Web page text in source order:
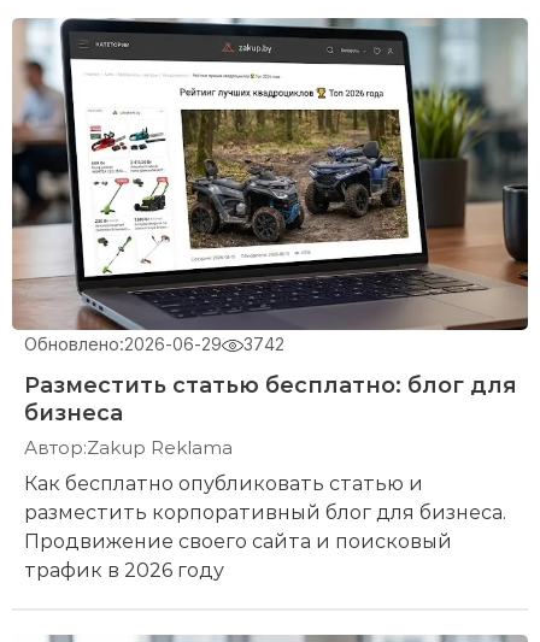
Обновлено:2026-06-29 3742
Разместить статью бесплатно: блог для
бизнеса
Автор:Zakup Reklama
Как бесплатно опубликовать статью и
разместить корпоративный блог для бизнеса.
Продвижение своего сайта и поисковый
трафик в 2026 году